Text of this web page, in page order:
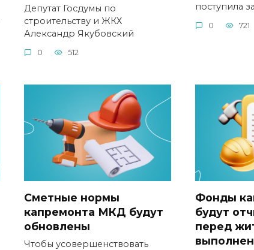
Депутат Госдумы по
строительству и ЖКХ
Александр Якубовский
0 512
поступила
0 721
Сметные нормы
капремонта МКД будут
обновлены
Чтобы усовершенствовать
Фонды
будут
перед